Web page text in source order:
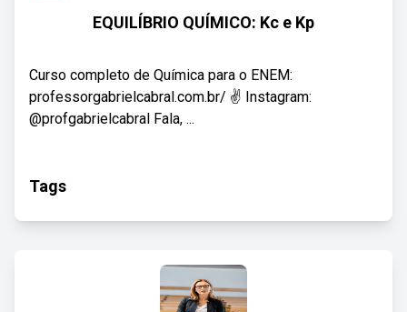
EQUILÍBRIO QUÍMICO: Kc e Kp
Curso completo de Química para o ENEM:
professorgabrielcabral.com.br/ ✌ Instagram:
@profgabrielcabral Fala, ...
Tags